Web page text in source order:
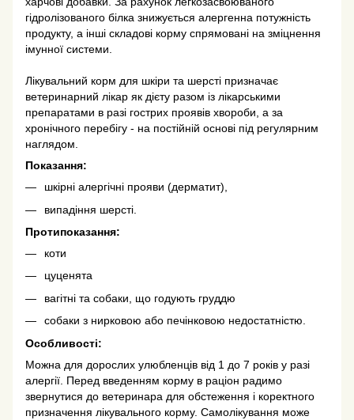
гідролізованого білка знижується алергенна потужність
продукту, а інші складові корму спрямовані на зміцнення
імунної системи.
Лікувальний корм для шкіри та шерсті призначає
ветеринарний лікар як дієту разом із лікарськими
препаратами в разі гострих проявів хвороби, а за
хронічного перебігу - на постійній основі під регулярним
наглядом.
Показання:
шкірні алергічні прояви (дерматит),
випадіння шерсті.
Протипоказання:
коти
цуценята
вагітні та собаки, що годують груддю
собаки з нирковою або печінковою недостатністю.
Особливості:
Можна для дорослих улюбленців від 1 до 7 років у разі
алергії. Перед введенням корму в раціон радимо
звернутися до ветеринара для обстеження і коректного
призначення лікувального корму. Самолікування може